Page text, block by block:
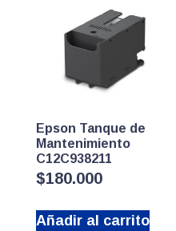
Epson Tanque de
Mantenimiento
C12C938211
$180.000
Añadir al carrito